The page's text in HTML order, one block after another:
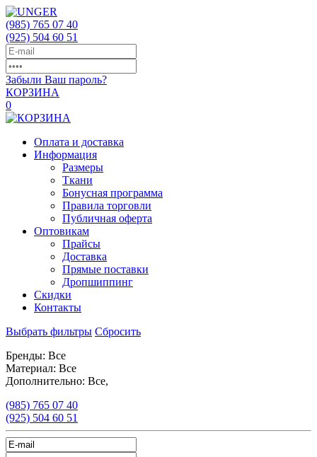
(985) 765 07 40
(925) 504 60 51
Забыли Ваш пароль?
КОРЗИНА
0
Оплата и доставка
Информация
Размеры
Ткани
Бонусная программа
Правила торговли
Публичная оферта
Оптовикам
Прайсы
Доставка
Прямые поставки
Дропшиппинг
Скидки
Контакты
Выбрать фильтры Сбросить
Бренды: Все
Материал: Все
Дополнительно: Все,
(985) 765 07 40
(925) 504 60 51